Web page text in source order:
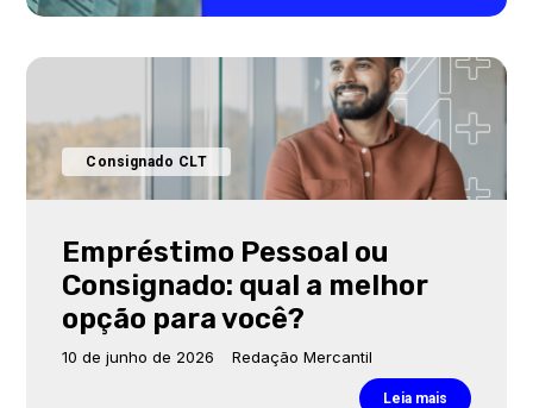
Consignado CLT
Empréstimo Pessoal ou
Consignado: qual a melhor
opção para você?
10 de junho de 2026 Redação Mercantil
Leia mais